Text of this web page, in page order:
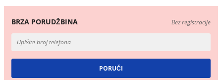
BRZA PORUDŽBINA Bez registracije